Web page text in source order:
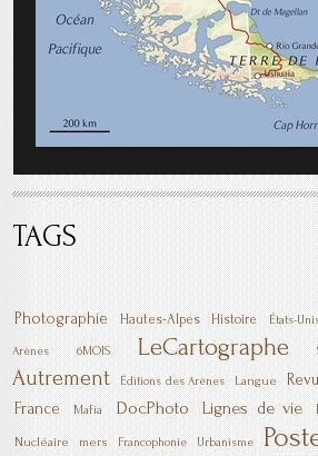
TAGS
Photographie Hautes-Alpes Histoire États-
Arènes 6MOIS LeCartographe
Autrement
Éditions des Arènes Langue
France Mafia DocPhoto Lignes de vie
Nucléaire mers Francophonie Urbanisme